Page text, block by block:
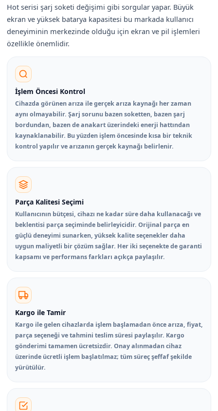
Hot serisi şarj soketi değişimi gibi sorgular yapar. Büyük
ekran ve yüksek batarya kapasitesi bu markada kullanıcı
deneyiminin merkezinde olduğu için ekran ve pil işlemleri
özellikle önemlidir.
İşlem Öncesi Kontrol
Cihazda görünen arıza ile gerçek arıza kaynağı her zaman
aynı olmayabilir. Şarj sorunu bazen soketten, bazen şarj
bordundan, bazen de anakart üzerindeki enerji hattından
kaynaklanabilir. Bu yüzden işlem öncesinde kısa bir teknik
kontrol yapılır ve arızanın gerçek kaynağı belirlenir.
Parça Kalitesi Seçimi
Kullanıcının bütçesi, cihazı ne kadar süre daha kullanacağı ve
beklentisi parça seçiminde belirleyicidir. Orijinal parça en
güçlü deneyimi sunarken, yüksek kalite seçenekler daha
uygun maliyetli bir çözüm sağlar. Her iki seçenekte de garanti
kapsamı ve performans farkları açıkça paylaşılır.
Kargo ile Tamir
Kargo ile gelen cihazlarda işlem başlamadan önce arıza, fiyat,
parça seçeneği ve tahmini teslim süresi paylaşılır. Kargo
gönderimi tamamen ücretsizdir. Onay alınmadan cihaz
üzerinde ücretli işlem başlatılmaz; tüm süreç şeffaf şekilde
yürütülür.